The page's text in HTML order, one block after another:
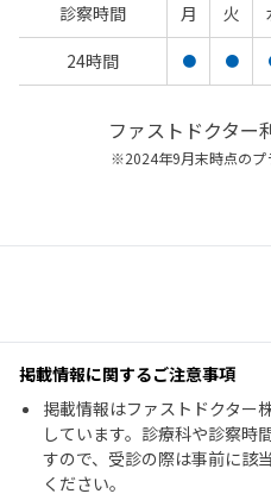
診察時間 月 火
24時間
● ●
ファストドクター
※2024年9月末時点のプ
掲載情報に関するご注意事項
掲載情報はファストドクター
しています。診療科や診察時
すので、受診の際は事前に該
ください。